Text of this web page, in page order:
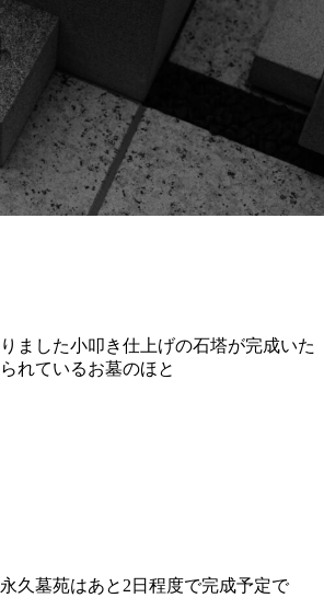
ました小叩き仕上げの石塔が完成いた
れているお墓のほと
久墓苑はあと2日程度で完成予定で